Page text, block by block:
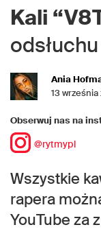
Kali
Ania
13 września
Obserwuj nas na
@rytmypl
Wszystkie
rapera
YouTube za